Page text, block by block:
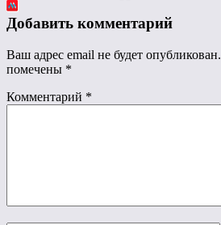
Добавить комментарий
Ваш адрес email не будет опубликован.
помечены *
Комментарий *